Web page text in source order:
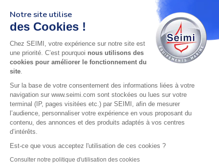
02 98 46 11 02
lundi au vendredi
adresse : 75 Rue Amiral Troude,
29200 Brest FRANCE
SEIMI, UNE ENTREPRISE CERTIFIÉE, ENGAGÉE ET
LABELLISÉE
Notre site utilise
des Cookies !
Chez SEIMI, votre expérience sur notre site est
une priorité. C’est pourquoi nous utilisons des
cookies pour améliorer le fonctionnement du
site.
Sur la base de votre consentement des informations liées à votre
navigation sur www.seimi.com sont stockées ou lues sur votre
terminal (IP, pages visitées etc.) par SEIMI, afin de mesurer
l’audience, personnaliser votre expérience en vous proposant du
contenu, des annonces et des produits adaptés à vos centres
d’intérêts.
Est-ce que vous acceptez l'utilisation de ces cookies ?
Consulter notre politique d'utilisation des cookies